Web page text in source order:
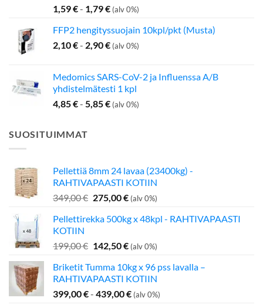
1,59€- 1,79€ (alv 0%)
FFP2 hengityssuojain 10kpl/pkt (Musta)
2,10€- 2,90€ (alv 0%)
Medomics SARS-CoV-2 ja Influenssa A/B
yhdistelmätesti 1 kpl
4,85€- 5,85€ (alv 0%)
SUOSITUIMMAT
Pellettiä 8mm 24 lavaa (23400kg) -
RAHTIVAPAASTI KOTIIN
349,00€ Alkuperäinen
oli:
275,00€Nykyinen
on:
(alv 0%)
Pellettirekka 500kg x 48kpl - RAHTIVAPAASTI
KOTIIN
199,00€ Alkuperäinen
oli:
199,00 €.
142,50€Nykyinen
on:
142,50 €.
(alv 0%)
Briketit Tumma 10kg x 96 pss lavalla –
RAHTIVAPAASTI KOTIIN
399,00€- 439,00€ (alv 0%)